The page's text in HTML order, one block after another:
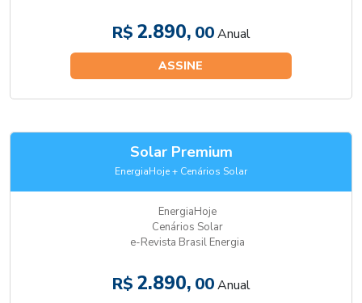
R$ 2.890, 00 Anual
ASSINE
Solar Premium
EnergiaHoje + Cenários Solar
EnergiaHoje
Cenários Solar
e-Revista Brasil Energia
R$ 2.890, 00 Anual